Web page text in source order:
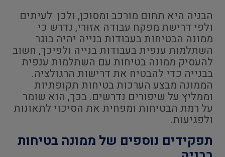
הבניה היא תחום מורכב ומסוכן, ולכן לעיתים
ולפי דרישת מפקח עבודה אזורי, נדרש כי
ממונה הבטיחות בעבודות בנייה יהיה בוגר
השתלמות ענפית בעבודות בנייה ולפיכך, חשוב
להעסיק ממונה בטיחות עם השתלמות ענפית
בבנייה כדי להבטיח את דרישות הרגולציה.
הממונה מבצע הערכות בטיחות תקופתיות
וממליץ על שיפורים נדרשים. בכך, הוא שומר
על רמת הבטיחות ומפחית את הסיכוי לתאונות
ולפגיעות.
תפקידים נוספים של ממונה בטיחות